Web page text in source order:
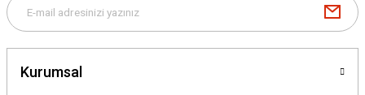
Kurumsal